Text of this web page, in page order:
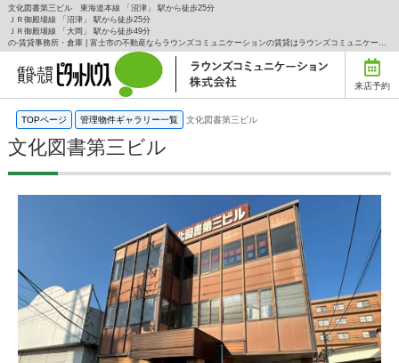
文化図書第三ビル 東海道本線 「沼津」 駅から徒歩25分
ＪＲ御殿場線 「沼津」 駅から徒歩25分
ＪＲ御殿場線 「大岡」 駅から徒歩49分
の-賃貸事務所・倉庫 | 富士市の不動産ならラウンズコミュニケーションの賃貸はラウンズコミュニケーション株式会社にお任せ下さい！
来店予約
TOPページ 管理物件ギャラリー一覧 文化図書第三ビル
文化図書第三ビル